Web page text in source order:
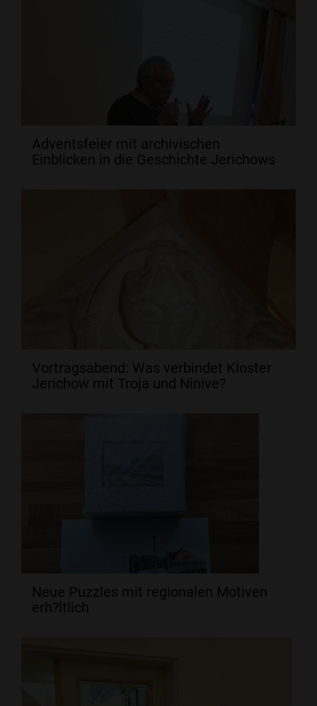
Adventsfeier mit archivischen
Einblicken in die Geschichte Jerichows
Vortragsabend: Was verbindet Kloster
Jerichow mit Troja und Ninive?
Neue Puzzles mit regionalen Motiven
erh?ltlich